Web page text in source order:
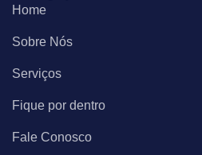
Home
Sobre Nós
Serviços
Fique por dentro
Fale Conosco